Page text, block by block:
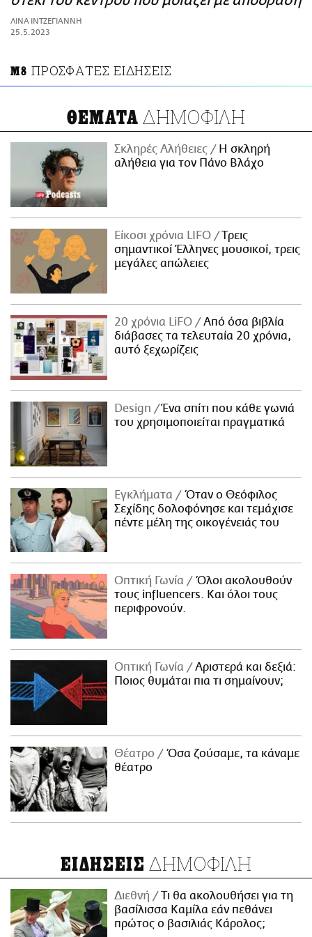
ΑΜΠΑ
PRINT
ΛΙΝΑ ΙΝΤΖΕΓΙΑΝΝΗ
25.5.2023
Μ8 ΠΡΟΣΦΑΤΕΣ ΕΙΔΗΣΕΙΣ
ΘΕΜΑΤΑ ΔΗΜΟΦΙΛΗ
Σκληρές Αλήθειες
H σκληρή
αλήθεια για τον Πάνο Βλάχο
Είκοσι χρόνια LIFO
Tρεις
σημαντικοί Έλληνες μουσικοί, τρεις
μεγάλες απώλειες
20 χρόνια LiFO
Από όσα βιβλία
διάβασες τα τελευταία 20 χρόνια,
αυτό ξεχωρίζεις
Design
Ένα σπίτι που κάθε γωνιά
του χρησιμοποιείται πραγματικά
Εγκλήματα
Όταν ο Θεόφιλος
Σεχίδης δολοφόνησε και τεμάχισε
πέντε μέλη της οικογένειάς του
Οπτική Γωνία
Όλοι ακολουθούν
τους influencers. Και όλοι τους
περιφρονούν.
Οπτική Γωνία
Αριστερά και δεξιά:
Ποιος θυμάται πια τι σημαίνουν;
Θέατρο
Όσα ζούσαμε, τα κάναμε
θέατρο
ΕΙΔΗΣΕΙΣ ΔΗΜΟΦΙΛΗ
Διεθνή
Τι θα ακολουθήσει για τη
βασίλισσα Καμίλα εάν πεθάνει
πρώτος ο βασιλιάς Κάρολος;